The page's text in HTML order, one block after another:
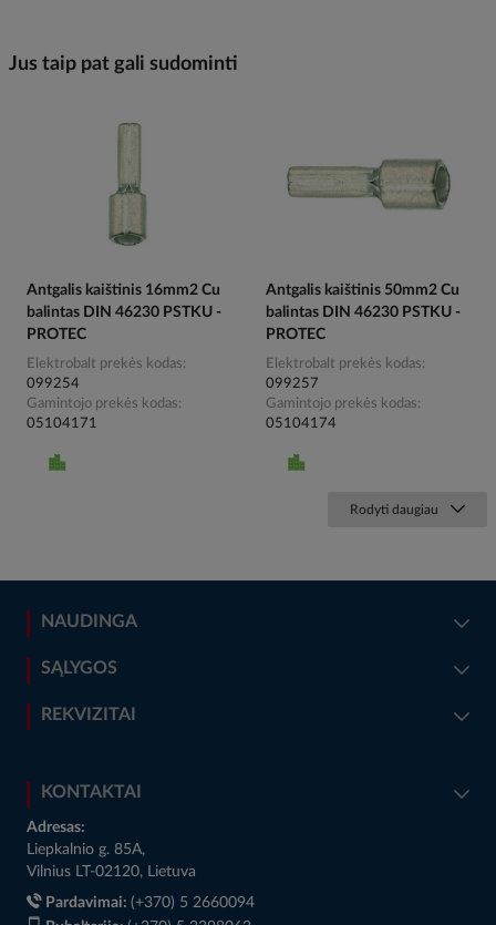
Jus taip pat gali sudominti
Antgalis kaištinis 16mm2 Cu
balintas DIN 46230 PSTKU -
PROTEC
Elektrobalt prekės kodas
099254
Gamintojo prekės kodas
05104171
Antgalis kaištinis 50mm2 Cu
balintas DIN 46230 PSTKU -
PROTEC
Elektrobalt prekės kodas
099257
Gamintojo prekės kodas
05104174
Rodyti daugiau
NAUDINGA
SĄLYGOS
REKVIZITAI
KONTAKTAI
Adresas:
Liepkalnio g. 85A,
Vilnius LT-02120, Lietuva
Pardavimai: (+370) 5 2660094